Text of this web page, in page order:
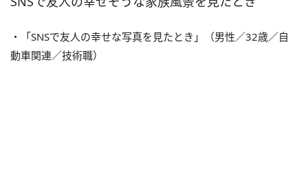
・「SNSで友人の幸せな写真を見たとき」（男性／32歳／自
動車関連／技術職）